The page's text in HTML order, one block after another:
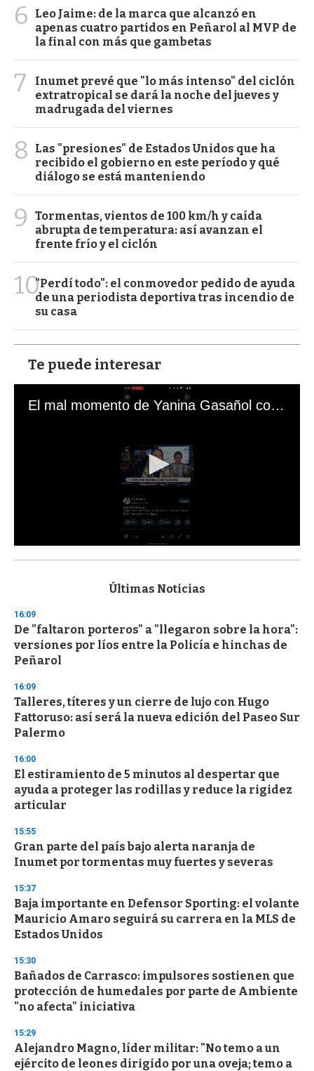
6
Leo Jaime: de la marca que alcanzó en
apenas cuatro partidos en Peñarol al MVP de
la final con más que gambetas
7
Inumet prevé que "lo más intenso" del ciclón
extratropical se dará la noche del jueves y
madrugada del viernes
8
Las "presiones" de Estados Unidos que ha
recibido el gobierno en este período y qué
diálogo se está manteniendo
9
Tormentas, vientos de 100 km/h y caída
abrupta de temperatura: así avanzan el
frente frío y el ciclón
10"Perdí todo": el conmovedor pedido de ayuda
de una periodista deportiva tras incendio de
su casa
Te puede interesar
El mal momento de Yanina Gasañol con un hincha argentino en "Subrayado"
s
d
s
o
f
3
s
e
c
o
n
Últimas Noticias
16:09
De "faltaron porteros" a "llegaron sobre la hora":
versiones por líos entre la Policía e hinchas de
Peñarol
16:09
Talleres, títeres y un cierre de lujo con Hugo
Fattoruso: así será la nueva edición del Paseo Sur
Palermo
16:00
El estiramiento de 5 minutos al despertar que
ayuda a proteger las rodillas y reduce la rigidez
articular
15:55
Gran parte del país bajo alerta naranja de
Inumet por tormentas muy fuertes y severas
15:37
Baja importante en Defensor Sporting: el volante
Mauricio Amaro seguirá su carrera en la MLS de
Estados Unidos
15:30
Bañados de Carrasco: impulsores sostienen que
protección de humedales por parte de Ambiente
"no afecta" iniciativa
15:29
Alejandro Magno, líder militar: "No temo a un
ejército de leones dirigido por una oveja; temo a